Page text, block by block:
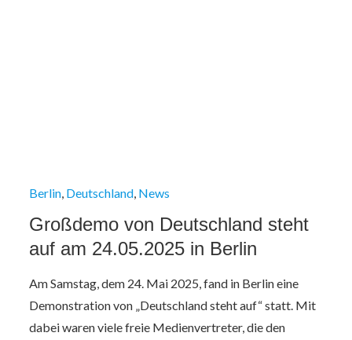
Berlin Deutschland News
Großdemo von Deutschland steht
auf am 24.05.2025 in Berlin
Am Samstag, dem 24. Mai 2025, fand in Berlin eine
Demonstration von „Deutschland steht auf“ statt. Mit
dabei waren viele freie Medienvertreter, die den